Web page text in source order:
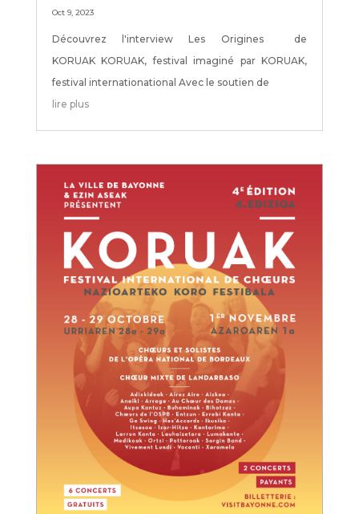
Oct 9, 2023
Découvrez l'interview Les Origines de
KORUAK KORUAK, festival imaginé par KORUAK,
festival internationational Avec le soutien de
lire plus